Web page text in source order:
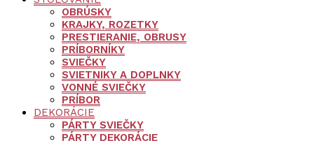
OBRÚSKY
KRAJKY, ROZETKY
PRESTIERANIE, OBRUSY
PRÍBORNÍKY
SVIEČKY
SVIETNIKY A DOPLNKY
VONNÉ SVIEČKY
PRÍBOR
DEKORÁCIE
PÁRTY SVIEČKY
PÁRTY DEKORÁCIE